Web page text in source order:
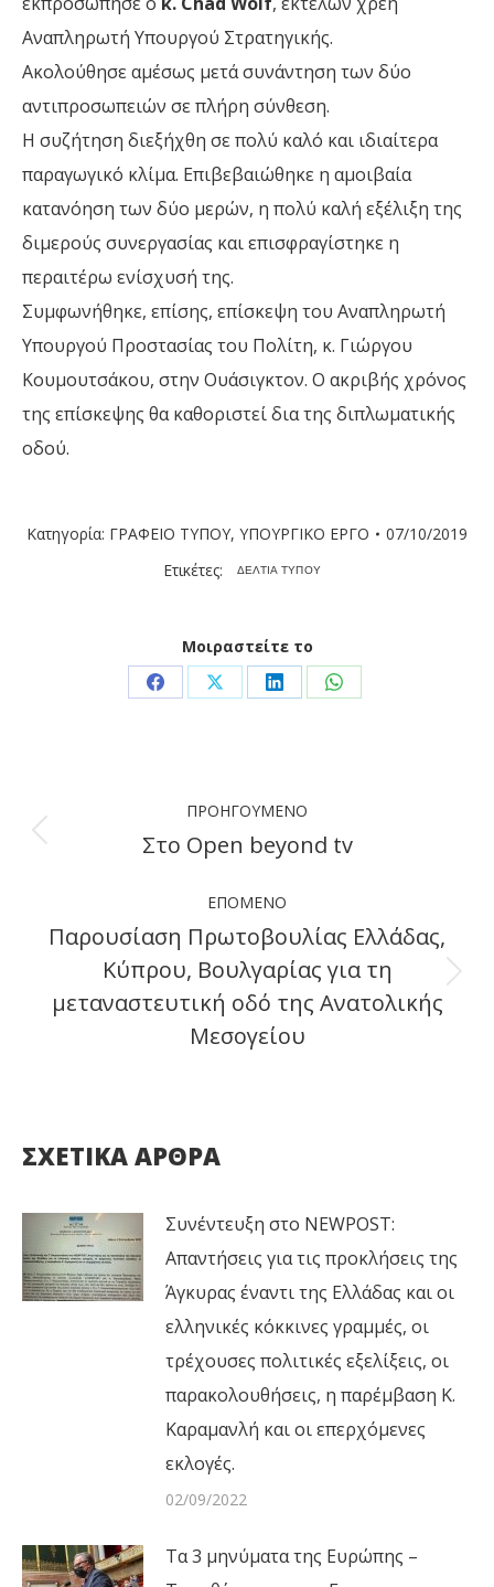
Αναπληρωτή Υπουργού Στρατηγικής.
Ακολούθησε αμέσως μετά συνάντηση των δύο
αντιπροσωπειών σε πλήρη σύνθεση.
Η συζήτηση διεξήχθη σε πολύ καλό και ιδιαίτερα
παραγωγικό κλίμα. Επιβεβαιώθηκε η αμοιβαία
κατανόηση των δύο μερών, η πολύ καλή εξέλιξη της
διμερούς συνεργασίας και επισφραγίστηκε η
περαιτέρω ενίσχυσή της.
Συμφωνήθηκε, επίσης, επίσκεψη του Αναπληρωτή
Υπουργού Προστασίας του Πολίτη, κ. Γιώργου
Κουμουτσάκου, στην Ουάσιγκτον. Ο ακριβής χρόνος
της επίσκεψης θα καθοριστεί δια της διπλωματικής
οδού.
Κατηγορία: ΓΡΑΦΕΙΟ ΤΥΠΟΥ, ΥΠΟΥΡΓΙΚΟ ΕΡΓΟ
07/10/2019
Ετικέτες:
ΔΕΛΤΙΑ ΤΥΠΟΥ
Μοιραστείτε το
Share Share Share Share
navigation
ΠΡΟΗΓΟΎΜΕΝΟ
Previous
Στο Open beyond tv
ΕΠΌΜΕΝΟ
Next
post:
Παρουσίαση Πρωτοβουλίας Ελλάδας,
Κύπρου, Βουλγαρίας για τη
μεταναστευτική οδό της Ανατολικής
Μεσογείου
ΣΧΕΤΙΚΑ ΑΡΘΡΑ
Συνέντευξη στο NEWPOST:
Απαντήσεις για τις προκλήσεις της
Άγκυρας έναντι της Ελλάδας και οι
ελληνικές κόκκινες γραμμές, οι
τρέχουσες πολιτικές εξελίξεις, οι
παρακολουθήσεις, η παρέμβαση Κ.
Καραμανλή και οι επερχόμενες
εκλογές.
02/09/2022
Τα 3 μηνύματα της Ευρώπης –